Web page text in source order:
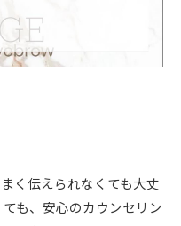
く伝えられなくても大丈
ても、安心のカウンセリン